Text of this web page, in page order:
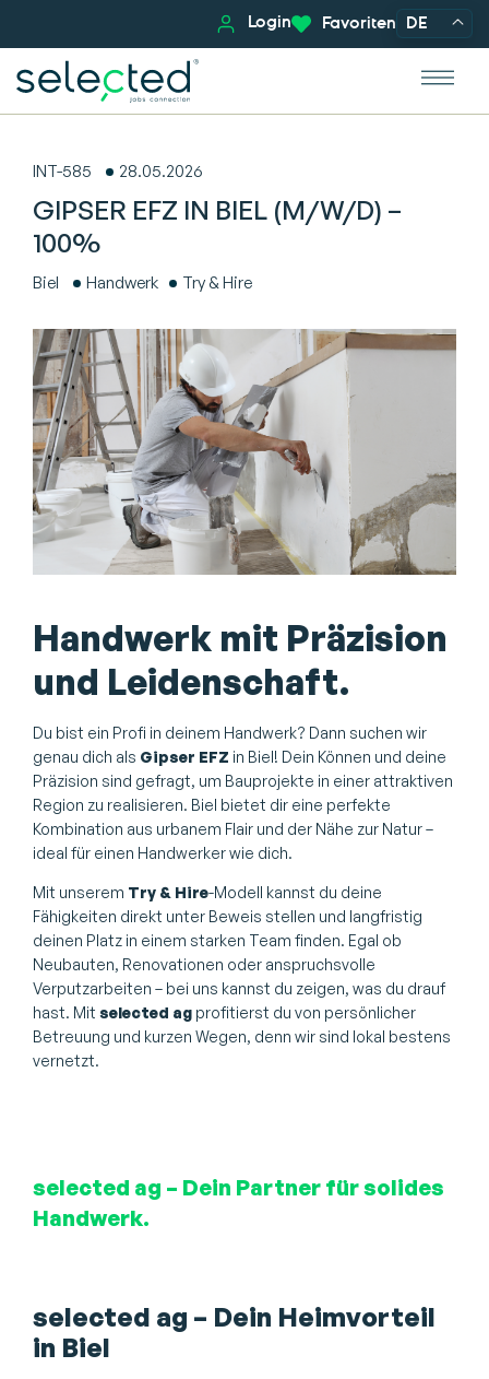
Login Favoriten DE
INT-585 28.05.2026
GIPSER EFZ IN BIEL (M/W/D) –
100%
Biel Handwerk Try & Hire
Handwerk mit Präzision
und Leidenschaft.
Du bist ein Profi in deinem Handwerk? Dann suchen wir
genau dich als Gipser EFZ in Biel! Dein Können und deine
Präzision sind gefragt, um Bauprojekte in einer attraktiven
Region zu realisieren. Biel bietet dir eine perfekte
Kombination aus urbanem Flair und der Nähe zur Natur –
ideal für einen Handwerker wie dich.
Mit unserem Try & Hire-Modell kannst du deine
Fähigkeiten direkt unter Beweis stellen und langfristig
deinen Platz in einem starken Team finden. Egal ob
Neubauten, Renovationen oder anspruchsvolle
Verputzarbeiten – bei uns kannst du zeigen, was du drauf
hast. Mit selected ag profitierst du von persönlicher
Betreuung und kurzen Wegen, denn wir sind lokal bestens
vernetzt.
selected ag – Dein Partner für solides
Handwerk.
selected ag – Dein Heimvorteil
in Biel